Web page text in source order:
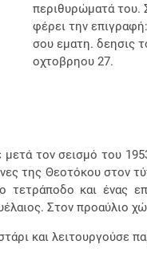
περιθυρώματά του.
φέρει την
σου εματη. δεησις
οχτοβρηου 27.
μετά τον σεισμό του
της Θεοτόκου στον
τετράποδο και ένας
Στον προαύλιο
και λειτουργούσε